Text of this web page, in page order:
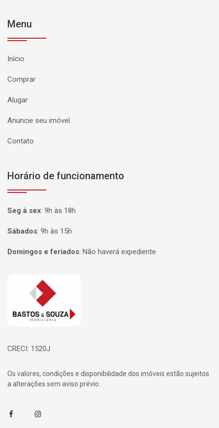
Menu
Início
Comprar
Alugar
Anuncie seu imóvel
Contato
Horário de funcionamento
Seg à sex: 9h às 18h
Sábados: 9h às 15h
Domingos e feriados: Não haverá expediente
Página inicial
CRECI: 1520J
Os valores, condições e disponibilidade dos imóveis estão sujeitos
a alterações sem aviso prévio.
FacebookInstagram